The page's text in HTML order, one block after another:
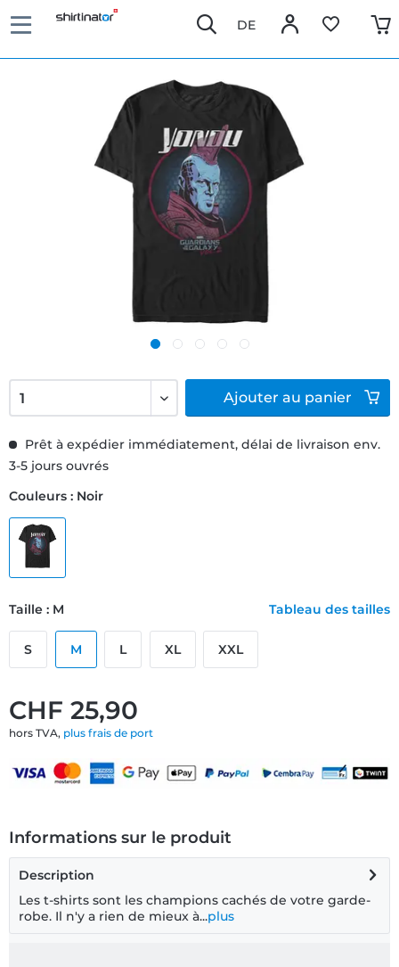
DE
CHF 25,90
hors TVA, plus frais de port
Prêt à expédier immédiatement, délai de livraison env.
3-5 jours ouvrés
Couleurs : Noir
Taille : M Tableau des tailles
S M L XL XXL
Ajouter au panier
Informations sur le produit
Description
Les t-shirts sont les champions cachés de votre garde-
robe. Il n'y a rien de mieux à...plus